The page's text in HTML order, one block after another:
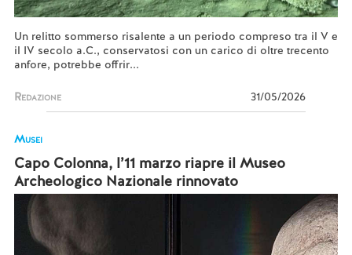
Un relitto sommerso risalente a un periodo compreso tra il V e
il IV secolo a.C., conservatosi con un carico di oltre trecento
anfore, potrebbe offrir...
Redazione 31/05/2026
Musei
Capo Colonna, l’11 marzo riapre il Museo
Archeologico Nazionale rinnovato